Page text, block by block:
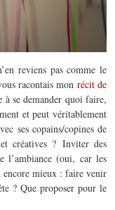
reviens pas comme le
racontais mon récit de
àse demander quoi faire,
et peut véritablement
ses copains/copinesde
créatives ? Inviter des
l’ambiance (oui, car les
encore mieux : faire venir
? Que proposer pour le